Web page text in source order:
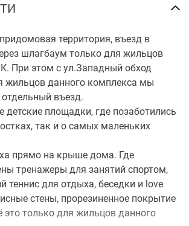
территория, въезд в
шлагбаум только для жильцов
При этом с ул.Западный обход
жильцов данного комплекса мы
въезд.
детские площадки, где позаботились
так и о самых маленьких
прямо на крыше дома. Где
тренажеры для занятий спортом,
теннис для отдыха, беседки и love
стены, прорезиненное покрытие
это только для жильцов данного